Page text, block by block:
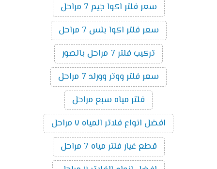
سعر فلتر اكوا جيم 7 مراحل
سعر فلتر اكوا بلس 7 مراحل
تركيب فلتر 7 مراحل بالصور
سعر فلتر ووتر وورلد 7 مراحل
فلتر مياه سبع مراحل
افضل انواع فلاتر المياه ٧ مراحل
قطع غيار فلتر مياه 7 مراحل